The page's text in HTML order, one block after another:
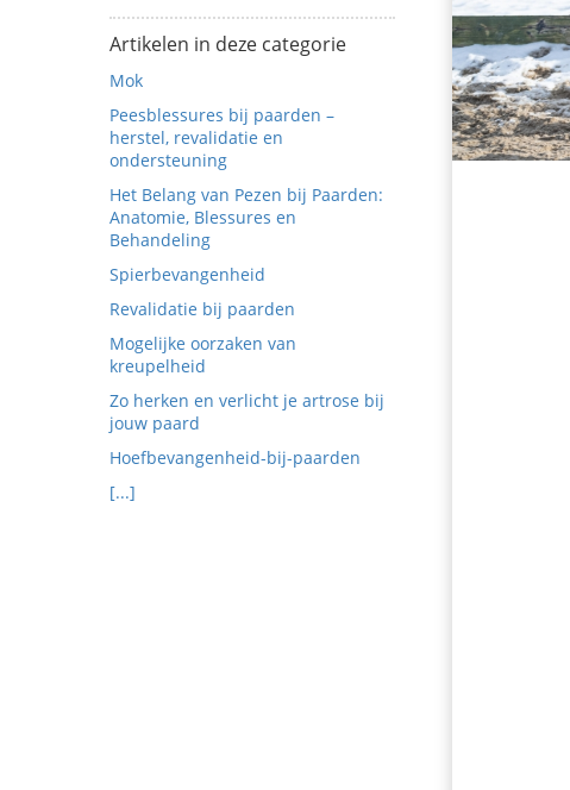
Artikelen in deze categorie
Mok
Peesblessures bij paarden –
herstel, revalidatie en
ondersteuning
Het Belang van Pezen bij Paarden:
Anatomie, Blessures en
Behandeling
Spierbevangenheid
Revalidatie bij paarden
Mogelijke oorzaken van
kreupelheid
Zo herken en verlicht je artrose bij
jouw paard
Hoefbevangenheid-bij-paarden
[...]